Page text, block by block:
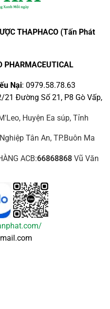
THAPHACO (Tấn Phát
PHARMACEUTICAL
Nại: 0979.58.78.63
21 Đường Số 21, P8 Gò Vấp,
Huyện Ea súp, Tỉnh
Tân An, TP.Buôn Ma
ACB:66868868Vũ Văn